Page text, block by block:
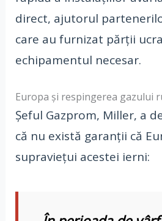
direct, ajutorul
care au furnizat părții
echipamentul necesar.
Europa și respingerea gazului
Șeful Gazprom, Miller, a
că nu există garanții că
supraviețui acestei ierni: